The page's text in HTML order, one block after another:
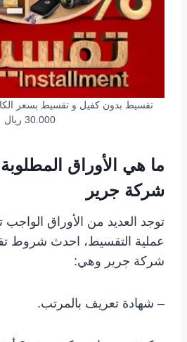
تقسيط بدون كفيل و تقسيط بسعر
30.000 ريال
ما هي الأوراق
شركة جرير
توجد العديد من الأوراق الواجب
عملية التقسيط، احدث شروط
شركة جرير وهي:
– شهادة تعريف بالمرتب.